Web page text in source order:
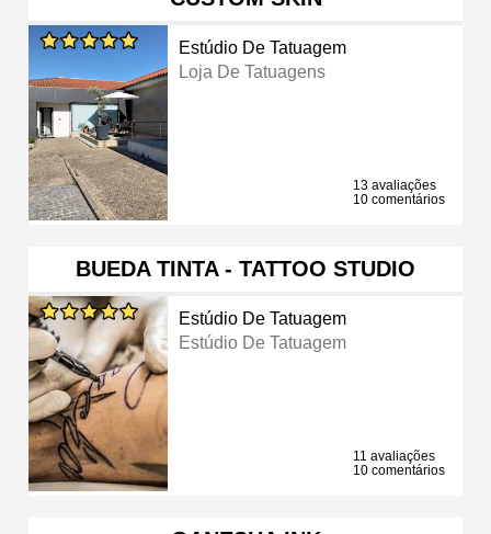
Estúdio De Tatuagem
Loja De Tatuagens
13 avaliações
10 comentários
BUEDA TINTA - TATTOO STUDIO
Estúdio De Tatuagem
Estúdio De Tatuagem
11 avaliações
10 comentários